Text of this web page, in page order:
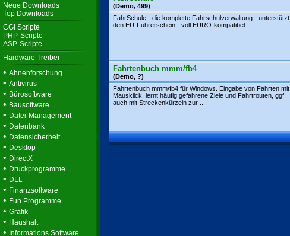
Neue Downloads
Top Downloads
CGI Scripte
PHP-Scripte
ASP-Scripte
Hardware Treiber
• Ahnenforschung
• Antivirus
• Bürosoftware
• Bausoftware
• Datei-Management
• Datenbank
• Datensicherheit
• Desktop
• DirectX
• Druckprogramme
• DLL
• Finanzsoftware
• Fun Programme
• Grafik
• Haushalt
• Informations Software
(Demo, 499)
FahrSchule - die komplette Fahrschulverwaltung - unterstützt
den EU-Führerschein - voll EURO-kompatibel ...
Fahrtenbuch mmm/fb4
(Demo, ?)
Fahrtenbuch mmm/fb4 für Windows. Eingabe von Fahrten mit
Mausklick, lernt häufig gefahrene Ziele und Fahrtrouten, ggf.
auch mit Streckenkürzeln zur ...